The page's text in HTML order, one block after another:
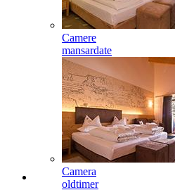
Camere
mansardate
Camera
oldtimer